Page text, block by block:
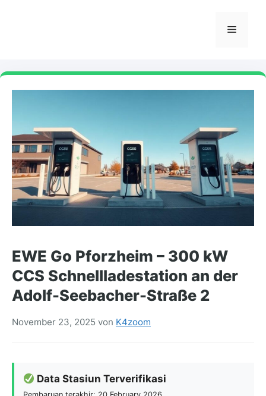
Menü
EWE Go Pforzheim – 300 kW
CCS Schnellladestation an der
Adolf-Seebacher-Straße 2
November 23, 2025 von K4zoom
Data Stasiun Terverifikasi